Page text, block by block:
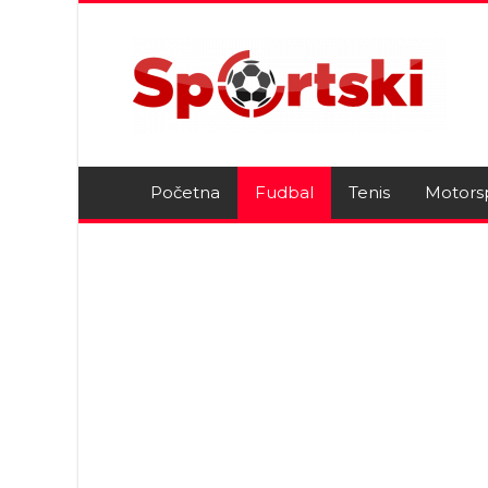
Početna Fudbal Tenis